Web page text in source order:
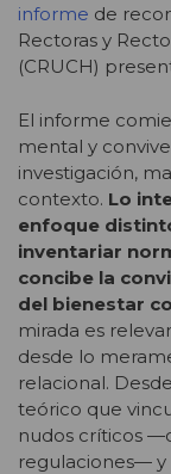
informe de
Rectoras y
(CRUCH)
El informe
mental y
investigación,
contexto. Lo
enfoque
inventariar
concibe la
del bienestar
mirada es
desde lo
relacional.
teórico que
nudos críticos
regulaciones— y